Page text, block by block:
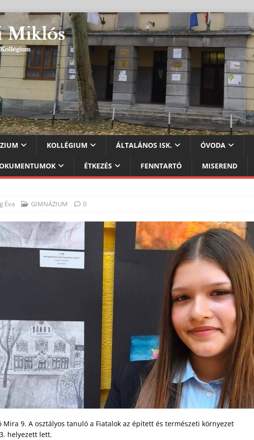
KOLLÉGIUM ÁLTALÁNOS ISK. ÓVODA
ÉTKEZÉS FENNTARTÓ MISEREND
Éva GIMNÁZIUM 0
Mira 9. A osztályos tanuló a Fiatalok az épített és természeti környezet
helyezett lett.